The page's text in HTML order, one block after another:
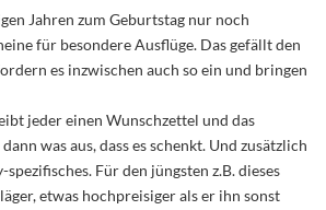
Jahren zum Geburtstag nur noch
für besondere Ausflüge. Das gefällt den
es inzwischen auch so ein und bringen
jeder einen Wunschzettel und das
was aus, dass es schenkt. Und zusätzlich
Für den jüngsten z.B. dieses
etwas hochpreisiger als er ihn sonst